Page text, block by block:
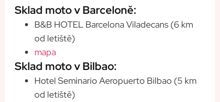
Sklad moto v Barceloně:
B&B HOTEL Barcelona Viladecans (6 km
od letiště)
mapa
Sklad moto v Bilbao:
Hotel Seminario Aeropuerto Bilbao (5 km
od letiště)